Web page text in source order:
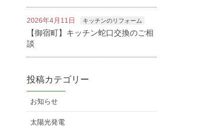
2026年4月11日 キッチンのリフォーム
【御宿町】キッチン蛇口交換のご相
談
投稿カテゴリー
お知らせ
太陽光発電